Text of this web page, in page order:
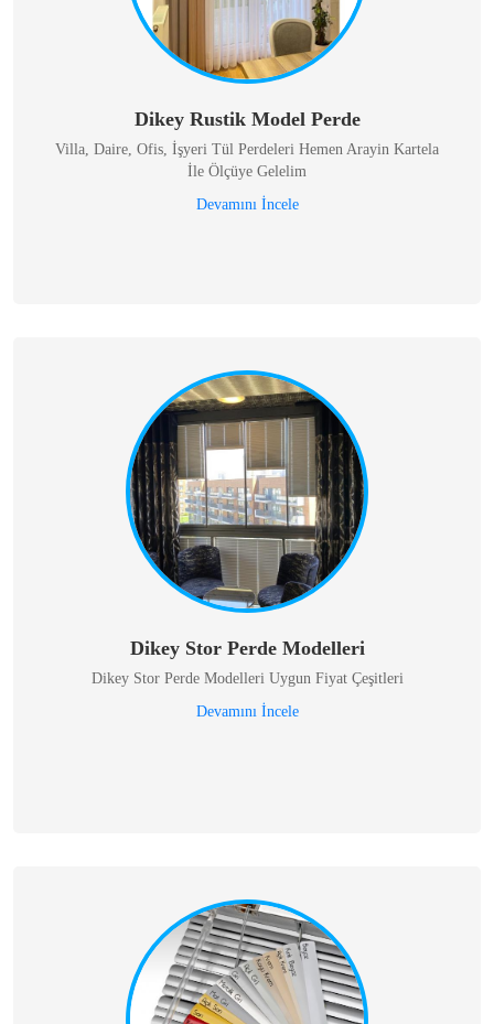
Dikey Rustik Model Perde
Villa, Daire, Ofis, İşyeri Tül Perdeleri Hemen Arayin Kartela
İle Ölçüye Gelelim
Devamını İncele
Dikey Stor Perde Modelleri
Dikey Stor Perde Modelleri Uygun Fiyat Çeşitleri
Devamını İncele